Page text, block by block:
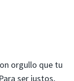
orgullo que tu
ser justos,